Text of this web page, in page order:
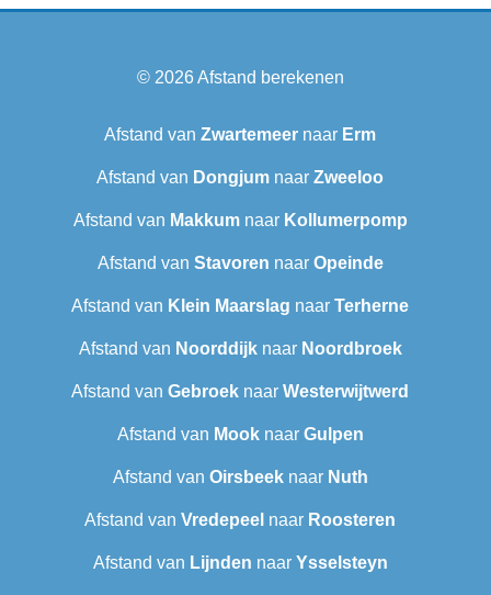
© 2026Afstand berekenen
Afstand van Zwartemeer naar Erm
Afstand van Dongjum naar Zweeloo
Afstand van Makkumnaar Kollumerpomp
Afstand van Stavoren naar Opeinde
Afstand van Klein Maarslag naar Terherne
Afstand van Noorddijknaar Noordbroek
Afstand van Gebroek naar Westerwijtwerd
Afstand van Mooknaar Gulpen
Afstand van Oirsbeeknaar Nuth
Afstand van Vredepeel naar Roosteren
Afstand van Lijnden naar Ysselsteyn